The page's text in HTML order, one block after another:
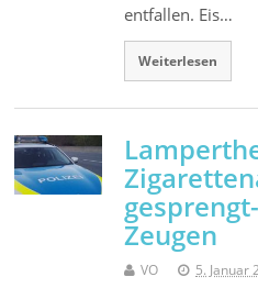
entfallen. Eis…
Weiterlesen
Zeugen
VO 5. Januar